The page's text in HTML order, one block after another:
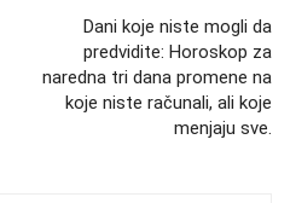
Dani koje niste mogli da
predvidite: Horoskop za
naredna tri dana promene na
koje niste računali, ali koje
menjaju sve.